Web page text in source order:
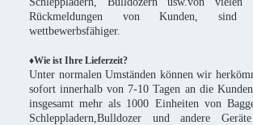
Rückmeldungen von Kunden, sind
wettbewerbsfähiger.
♦Wie ist Ihre Lieferzeit?
Unter normalen Umständen können wir
sofort innerhalb von 7-10 Tagen an die
insgesamt mehr als 1000 Einheiten von
Schleppladern,Bulldozer und andere